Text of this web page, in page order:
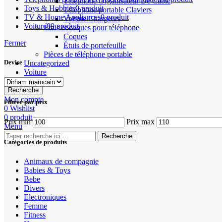
Téléphone portable Claviers
Voiture Chargeurs
Étuis et coques pour téléphone
Coques
Étuis de portefeuille
Pièces de téléphone portable
Uncategorized
Voiture
Recherche
Mon compte
0 Wishlist
0 produit 0DH
Menu
Recherche
Toys & Hobbies0 produit
TV & Home Appliances0 produit
Voiture89 produit
Fermer
Devise
Filtrer par prix
Prix min Prix max
Catégories de produits
Animaux de compagnie
Babies & Toys
Bebe
Divers
Electroniques
Femme
Fitness